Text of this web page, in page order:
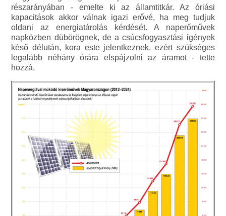
részarányában - emelte ki az államtitkár. Az óriási
kapacitások akkor válnak igazi erővé, ha meg tudjuk
oldani az energiatárolás kérdését. A naperőművek
napközben dübörögnek, de a csúcsfogyasztási igények
késő délután, kora este jelentkeznek, ezért szükséges
legalább néhány órára elspájzolni az áramot - tette
hozzá.